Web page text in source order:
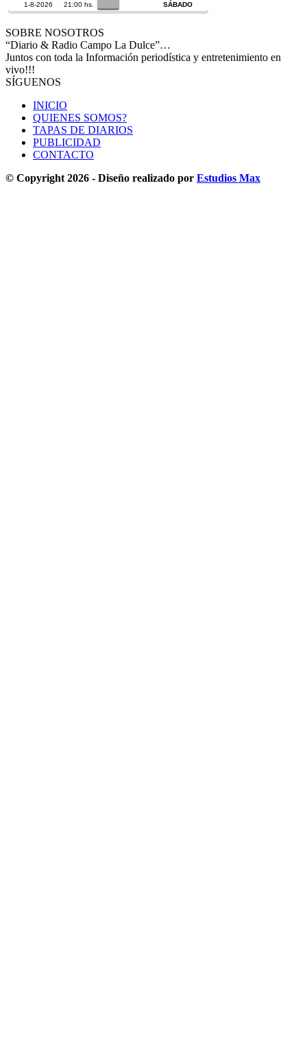
SOBRE NOSOTROS
“Diario & Radio Campo La Dulce”…
Juntos con toda la Información periodística y entretenimiento en
vivo!!!
SÍGUENOS
INICIO
QUIENES SOMOS?
TAPAS DE DIARIOS
PUBLICIDAD
CONTACTO
© Copyright 2026 - Diseño realizado por Estudios Max